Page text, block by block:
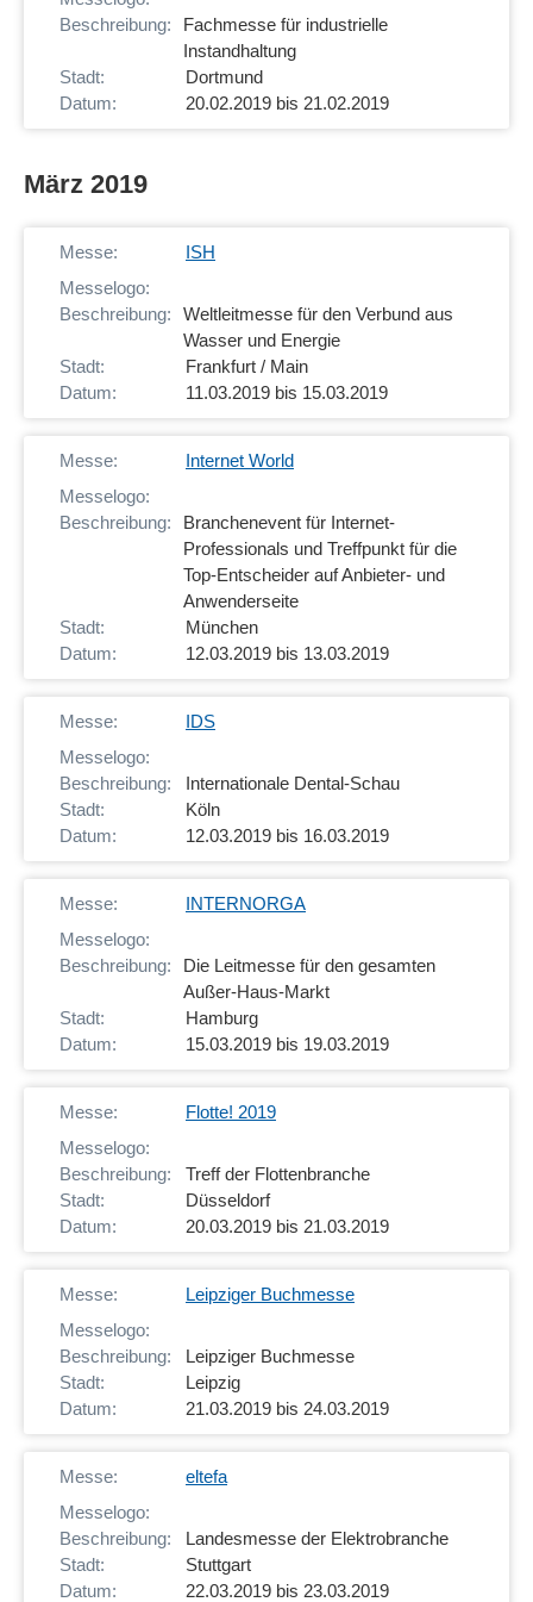
Fachmesse für industrielle
Instandhaltung
Dortmund
20.02.2019 bis 21.02.2019
März 2019
ISH
Weltleitmesse für den Verbund aus
Wasser und Energie
Frankfurt / Main
11.03.2019 bis 15.03.2019
Internet World
Branchenevent für Internet-
Professionals und Treffpunkt für die
Top-Entscheider auf Anbieter- und
Anwenderseite
München
12.03.2019 bis 13.03.2019
IDS
Internationale Dental-Schau
Köln
12.03.2019 bis 16.03.2019
INTERNORGA
Die Leitmesse für den gesamten
Außer-Haus-Markt
Hamburg
15.03.2019 bis 19.03.2019
Flotte! 2019
Treff der Flottenbranche
Düsseldorf
20.03.2019 bis 21.03.2019
Leipziger Buchmesse
Leipziger Buchmesse
Leipzig
21.03.2019 bis 24.03.2019
eltefa
Landesmesse der Elektrobranche
Stuttgart
22.03.2019 bis 23.03.2019